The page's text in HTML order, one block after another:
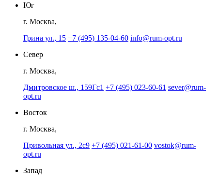
Юг
г. Москва,
Грина ул., 15 +7 (495) 135-04-60 info@rum-opt.ru
Север
г. Москва,
Дмитровское ш., 159Гс1 +7 (495) 023-60-61 sever@rum-
opt.ru
Восток
г. Москва,
Привольная ул., 2с9 +7 (495) 021-61-00 vostok@rum-
opt.ru
Запад